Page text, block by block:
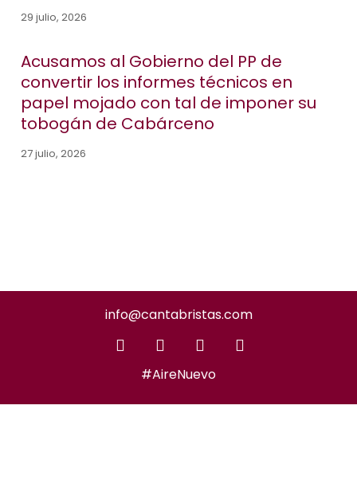
29 julio, 2026
Acusamos al Gobierno del PP de
convertir los informes técnicos en
papel mojado con tal de imponer su
tobogán de Cabárceno
27 julio, 2026
info@cantabristas.com
#AireNuevo